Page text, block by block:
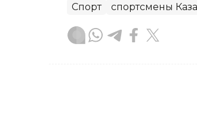
Спорт спортсмены